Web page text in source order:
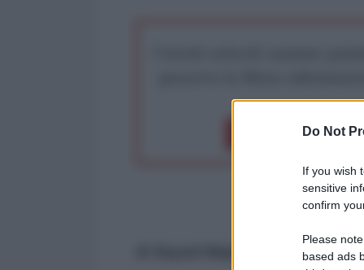
Do Not
If you wish
sensitive
confirm
Please
based ads
di Seyed Majid Emami*